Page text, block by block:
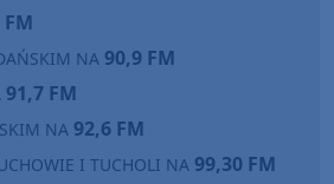
FM
NA 90,9 FM
91,7 FM
NA 92,6 FM
I TUCHOLI NA 99,30 FM